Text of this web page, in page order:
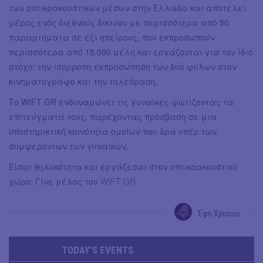
των οπτικοακουστικών μέσων στην Ελλάδα και αποτελεί
μέρος ενός διεθνούς δικτύου με περισσότερα από 50
παραρτήματα σε έξι ηπείρους, που εκπροσωπούν
περισσότερα από 15.000 μέλη και εργάζονται για τον ίδιο
στόχο: την ισόρροπη εκπροσώπηση των δύο φύλων στον
κινηματογράφο και την τηλεόραση.
Το WIFT GR ενδυναμώνει τις γυναίκες φωτίζοντας τα
επιτεύγματά τους, παρέχοντας πρόσβαση σε μια
υποστηρικτική κοινότητα ομοίων που δρα υπέρ των
συμφερόντων των γυναικών.
Είσαι θηλυκότητα και εργάζεσαι στον οπτικοακουστικό
χώρο; Γίνε μέλος του WIFT GR.
Έφη Χρυσού
TODAY'S EVENTS